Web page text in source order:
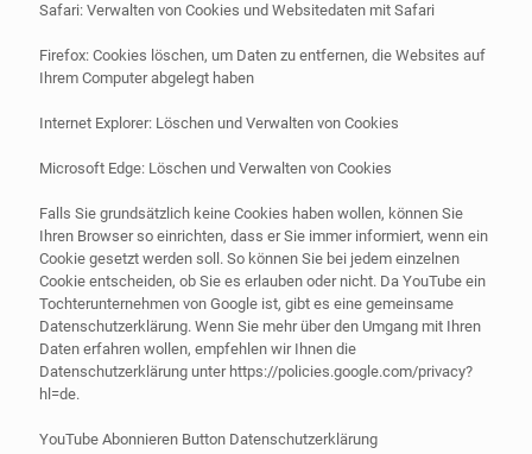
Safari: Verwalten von Cookies und Websitedaten mit Safari
Firefox: Cookies löschen, um Daten zu entfernen, die Websites auf
Ihrem Computer abgelegt haben
Internet Explorer: Löschen und Verwalten von Cookies
Microsoft Edge: Löschen und Verwalten von Cookies
Falls Sie grundsätzlich keine Cookies haben wollen, können Sie
Ihren Browser so einrichten, dass er Sie immer informiert, wenn ein
Cookie gesetzt werden soll. So können Sie bei jedem einzelnen
Cookie entscheiden, ob Sie es erlauben oder nicht. Da YouTube ein
Tochterunternehmen von Google ist, gibt es eine gemeinsame
Datenschutzerklärung. Wenn Sie mehr über den Umgang mit Ihren
Daten erfahren wollen, empfehlen wir Ihnen die
Datenschutzerklärung unter https://policies.google.com/privacy?
hl=de.
YouTube Abonnieren Button Datenschutzerklärung